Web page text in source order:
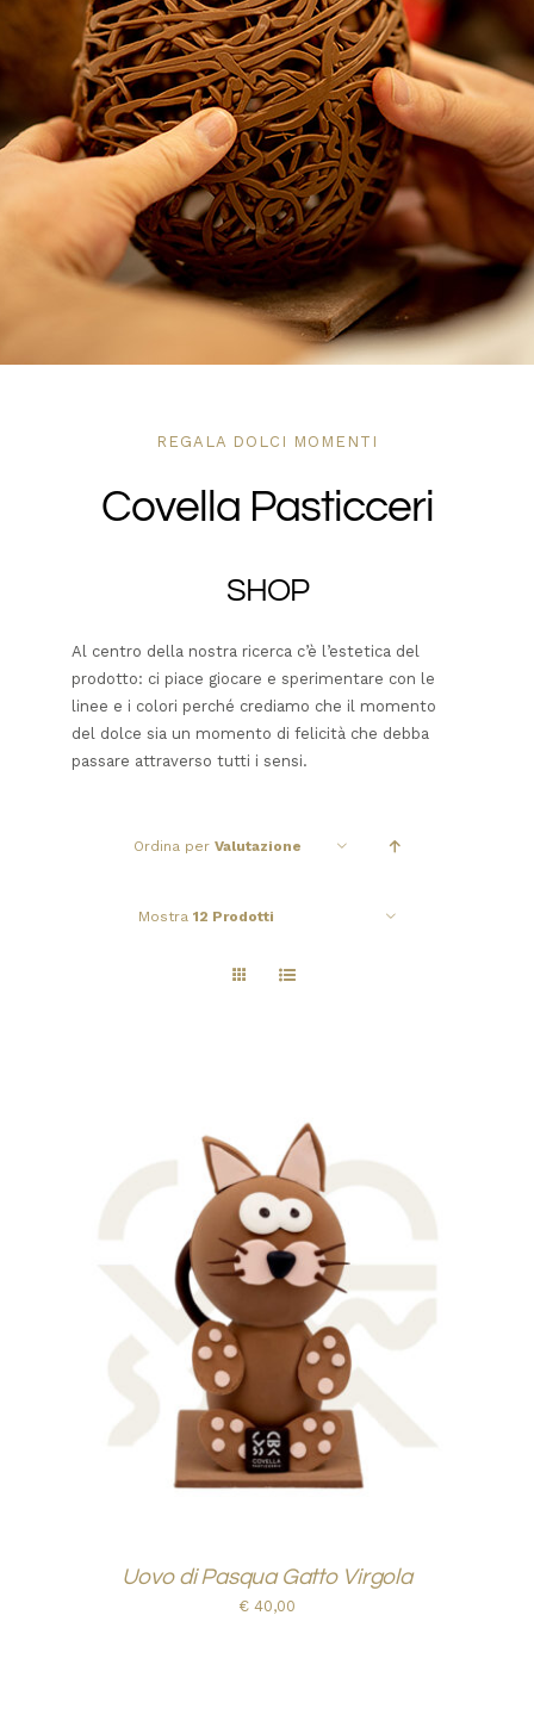
DOVE SIAMO
REGALA DOLCI MOMENTI
Covella Pasticceri
SHOP
Al centro della nostra ricerca c’è l’estetica del
prodotto: ci piace giocare e sperimentare con le
linee e i colori perché crediamo che il momento
del dolce sia un momento di felicità che debba
passare attraverso tutti i sensi.
Ordina per Valutazione
Mostra 12 Prodotti
AGGIUNGI AL CARRELLO
DETTAGLI
Uovo di Pasqua Gatto Virgola
€ 40,00